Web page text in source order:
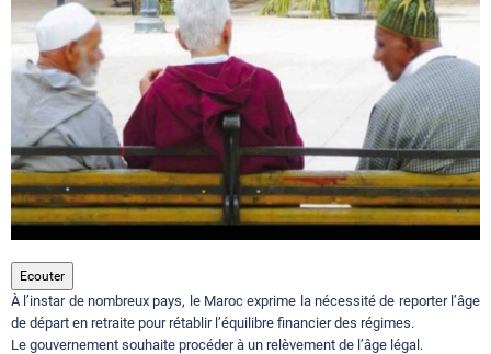
Tourisme
Régions
Hotels
Evenements
Ecouter
À l’instar de nombreux pays, le Maroc exprime la nécessité de reporter l’âge
de départ en retraite pour rétablir l’équilibre financier des régimes.
Le gouvernement souhaite procéder à un relèvement de l’âge légal.